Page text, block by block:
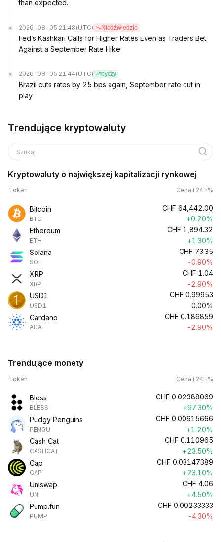
than expected.
2026-08-05 21:48 (UTC) Niedźwiedzio
Fed’s Kashkari Calls for Higher Rates Even as Traders Bet
Against a September Rate Hike
2026-08-05 21:44 (UTC) byczy
Brazil cuts rates by 25 bps again, September rate cut in
play
Trendujące kryptowaluty
Szukaj
Kryptowaluty o największej kapitalizacji rynkowej
Token Cena i 24H%
Bitcoin
BTC
CHF 64,442.00
+0.20%
Ethereum
ETH
CHF 1,894.32
+1.30%
Solana
SOL
CHF 73.35
-0.90%
XRP
XRP
CHF 1.04
-2.90%
USD1
USD1
CHF 0.99953
0.00%
Cardano
ADA
CHF 0.186859
-2.90%
Trendujące monety
Token Cena i 24H%
Bless
BLESS
CHF 0.02388069
+97.30%
Pudgy Penguins
PENGU
CHF 0.00615666
+1.20%
Cash Cat
CASHCAT
CHF 0.110965
+23.50%
Cap
CAP
CHF 0.03147389
+23.10%
Uniswap
UNI
CHF 4.06
+4.50%
Pump.fun
PUMP
CHF 0.00233333
-4.30%